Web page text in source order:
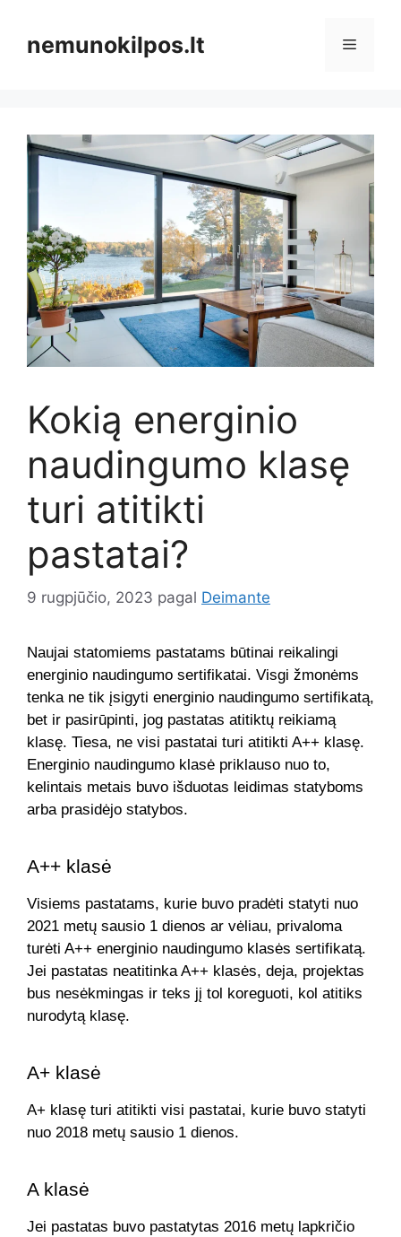
turinionemunokilpos.lt Meniu
Kokią energinio
naudingumo klasę
turi atitikti
pastatai?
9 rugpjūčio, 2023 pagal Deimante
Naujai statomiems pastatams būtinai reikalingi
energinio naudingumo sertifikatai. Visgi žmonėms
tenka ne tik įsigyti energinio naudingumo sertifikatą,
bet ir pasirūpinti, jog pastatas atitiktų reikiamą
klasę. Tiesa, ne visi pastatai turi atitikti A++ klasę.
Energinio naudingumo klasė priklauso nuo to,
kelintais metais buvo išduotas leidimas statyboms
arba prasidėjo statybos.
A++ klasė
Visiems pastatams, kurie buvo pradėti statyti nuo
2021 metų sausio 1 dienos ar vėliau, privaloma
turėti A++ energinio naudingumo klasės sertifikatą.
Jei pastatas neatitinka A++ klasės, deja, projektas
bus nesėkmingas ir teks jį tol koreguoti, kol atitiks
nurodytą klasę.
A+ klasė
A+ klasę turi atitikti visi pastatai, kurie buvo statyti
nuo 2018 metų sausio 1 dienos.
A klasė
Jei pastatas buvo pastatytas 2016 metų lapkričio